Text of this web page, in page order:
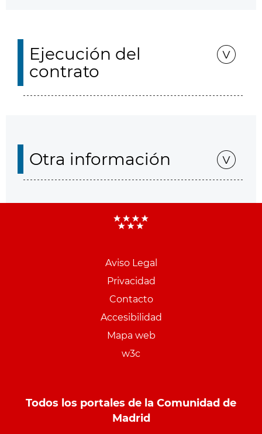
Ejecución del
contrato
Otra información
Aviso Legal
Privacidad
Contacto
Accesibilidad
Mapa web
w3c
Todos los portales de la Comunidad de
Madrid